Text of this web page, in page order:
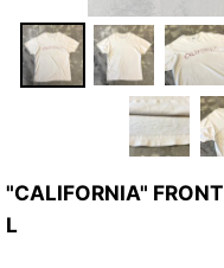
"CALIFORNIA"
L